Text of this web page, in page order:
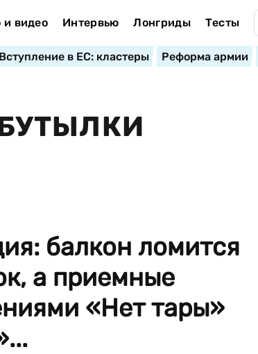
и видео Интервью Лонгриды Тесты
Вступление в ЕС: кластеры Реформа армии
балкон ломится
а приемные
«Нет тары»